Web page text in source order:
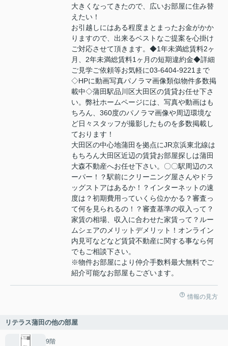
大きくなってきたので、広いお部屋に住み替
えたい！
お引越しにはある程度まとまったお金がかか
りますので、出来るベストなご提案を心掛け
ご対応させて頂きます。◆1年未満総賃料2ヶ
月、2年未満総賃料1ヶ月の短期違約金◆詳細
ご見学ご依頼等お気軽に03-6404-9221まで
◇HPに動画写真パノラマ画像類似物件多数掲
載中◇蒲田駅品川区大田区の賃貸お任せ下さ
い。弊社ホームページには、写真や動画はも
ちろん、360度のパノラマ画像や周辺環境な
ど日々スタッフが撮影したものを多数掲載し
ております！
大田区の中心地蒲田を拠点にJR京浜東北線は
もちろん大田区近辺の賃貸お部屋探しは蒲田
大森不動産へお任せ下さい。〇〇駅周辺のス
ーパー！？駅前にクリーニング屋さんやドラ
ッグストアはあるか！？インターネットの速
度は？初期費用っていくら位かかる？審査っ
て何を見られるの！？審査基準の収入って？
家賃の相場、収入に合わせた家賃って？ルー
ムシェアのメリットデメリット！オンライン
内見可などなど賃貸不動産に関する事なら何
でもご相談下さい。
※物件お部屋により仲介手数料最大無料でご
紹介可能なお部屋もございます。
情報の見方
リテラス蒲田の他の部屋
9階